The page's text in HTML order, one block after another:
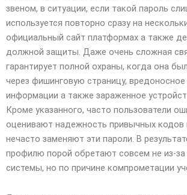
звеном, в ситуации, если такой пароль
используется повторно сразу на
официальный сайт платформах а также
должной защиты. Даже очень сложная
гарантирует полной охраны, когда она
через фишинговую страницу, вредоносное
информации а также зараженное
Кроме указанного, часто пользователи
оценивают надежность привычных кодов
нечасто заменяют эти пароли. В
профилю порой обретают совсем не из-
системы, но по причине компрометации